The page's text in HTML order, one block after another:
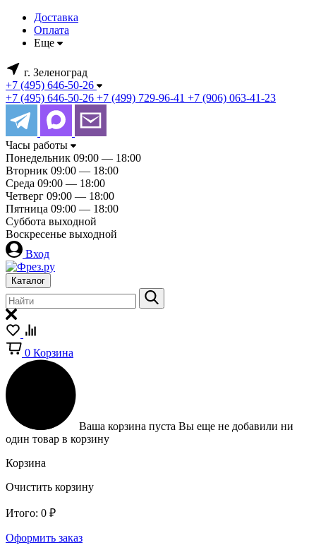
Доставка
Оплата
Еще
г. Зеленоград
+7 (495) 646-50-26
+7 (495) 646-50-26 +7 (499) 729-96-41 +7 (906) 063-41-23
Часы работы
Понедельник 09:00 — 18:00
Вторник 09:00 — 18:00
Среда 09:00 — 18:00
Четверг 09:00 — 18:00
Пятница 09:00 — 18:00
Суббота выходной
Воскресенье выходной
Вход
Каталог
0 Корзина
Ваша корзина пуста Вы еще не добавили ни
один товар в корзину
Корзина
Очистить корзину
Итого: 0 ₽
Оформить заказ